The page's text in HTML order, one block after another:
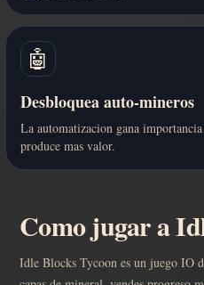
🤖
Desbloquea auto-mineros
La automatizacion gana
produce mas valor.
Como jugar a
Idle Blocks Tycoon es un juego IO